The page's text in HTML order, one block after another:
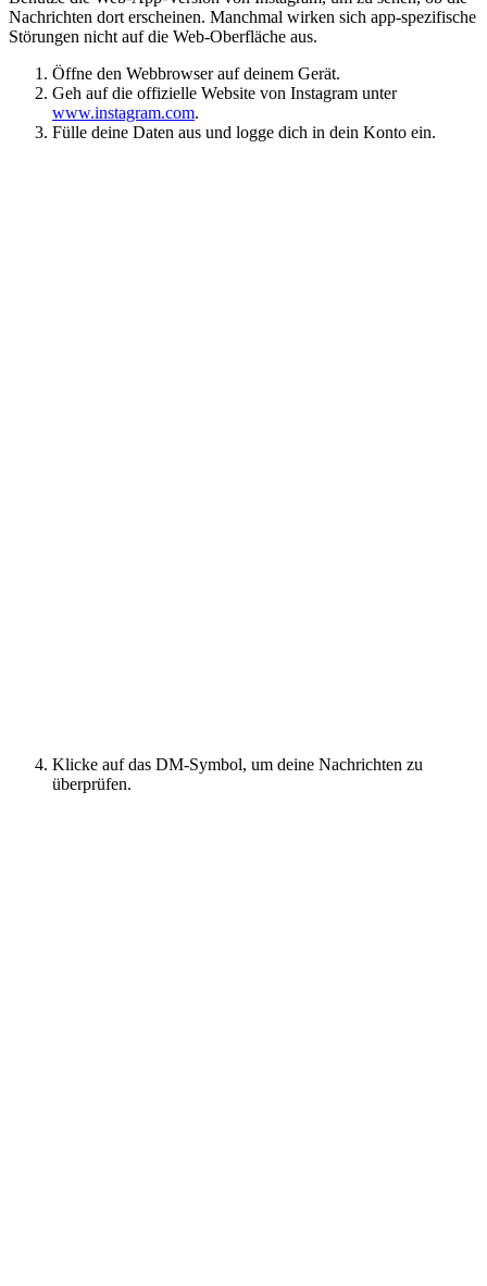
Nachrichten dort erscheinen. Manchmal wirken sich app-spezifische
Störungen nicht auf die Web-Oberfläche aus.
Öffne den Webbrowser auf deinem Gerät.
Geh auf die offizielle Website von Instagram unter
www.instagram.com.
Fülle deine Daten aus und logge dich in dein Konto ein.
Klicke auf das DM-Symbol, um deine Nachrichten zu
überprüfen.